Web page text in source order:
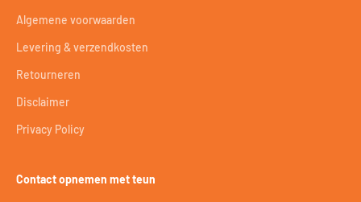
Algemene voorwaarden
Levering & verzendkosten
Retourneren
Disclaimer
Privacy Policy
Contact opnemen met teun